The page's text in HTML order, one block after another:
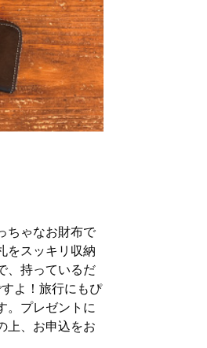
ちゃなお財布で
をスッキリ収納
、持っているだ
よ！旅行にもぴ
。プレゼントに
上、お申込をお